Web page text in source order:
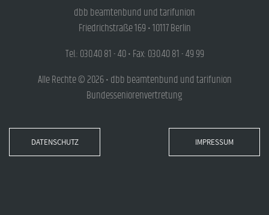
dbb beamtenbund und tarifunion
Friedrichstraße 169 • 10117 Berlin
Tel.: 030.40 81 - 40 • Fax: 030.40 81 - 49 99
Alle Rechte © 2026 • dbb beamtenbund und tarifunion
Bundesseniorenvertretung
DATENSCHUTZ IMPRESSUM